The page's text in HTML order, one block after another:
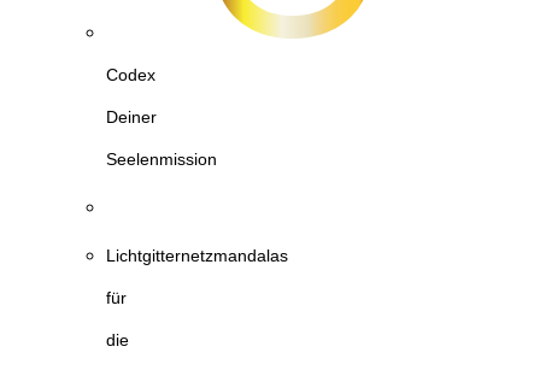
Codex
Deiner
Seelenmission
Lichtgitternetzmandalas
für
die